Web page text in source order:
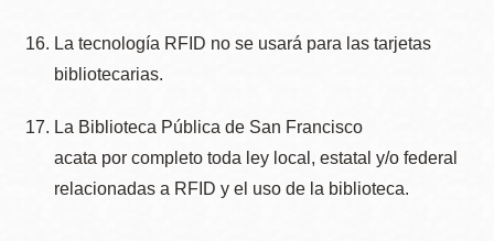
La tecnologí­a RFID no se usará para las tarjetas
bibliotecarias.
La Biblioteca Pública de San Francisco
acata por completo toda ley local, estatal y/o federal
relacionadas a RFID y el uso de la biblioteca.